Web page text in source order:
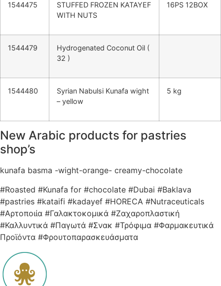
1544475
STUFFED FROZEN KATAYEF
WITH NUTS
16PS 12BOX
1544479
Hydrogenated Coconut Oil (
32 )
1544480
Syrian Nabulsi Kunafa wight
– yellow
5 kg
New Arabic products for pastries
shop’s
kunafa basma -wight-orange- creamy-chocolate
#Roasted #Kunafa for #chocolate #Dubai #Baklava
#pastries #kataifi #kadayef #HORECA #Nutraceuticals
#Αρτοποιία #Γαλακτοκομικά #Ζαχαροπλαστική
#Καλλυντικά #Παγωτά #Σνακ #Τρόφιμα #Φαρμακευτικά
Προϊόντα #Φρουτοπαρασκευάσματα